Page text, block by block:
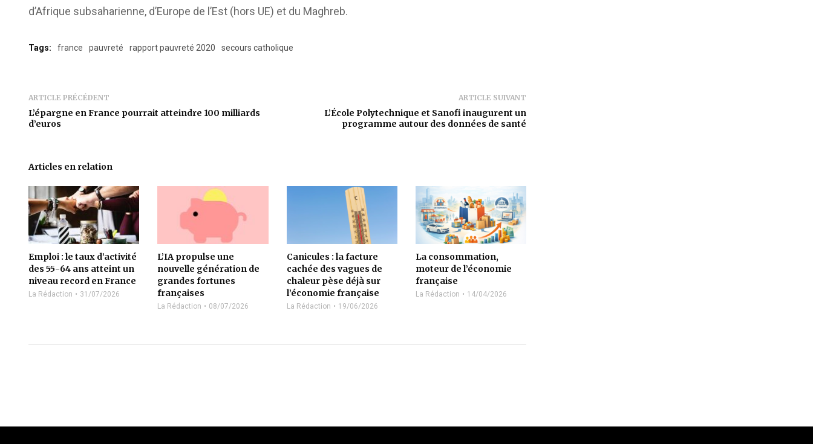
d’Afrique subsaharienne, d’Europe de l’Est (hors UE) et du Maghreb.
Tags: france pauvreté rapport pauvreté 2020 secours catholique
ARTICLE PRÉCÉDENT
L’épargne en France pourrait atteindre 100 milliards
d’euros
ARTICLE SUIVANT
L’École Polytechnique et Sanofi inaugurent un
programme autour des données de santé
Articles en relation
Emploi : le taux d’activité
des 55-64 ans atteint un
niveau record en France
La Rédaction 31/07/2026
L’IA propulse une
nouvelle génération de
grandes fortunes
françaises
La Rédaction 08/07/2026
Canicules : la facture
cachée des vagues de
chaleur pèse déjà sur
l’économie française
La Rédaction 19/06/2026
La consommation,
moteur de l’économie
française
La Rédaction 14/04/2026